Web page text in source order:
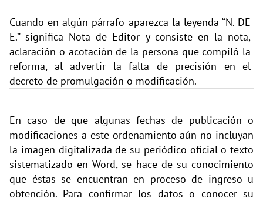
Cuando en algún párrafo aparezca la leyenda “N. DE
E.” significa Nota de Editor y consiste en la nota,
aclaración o acotación de la persona que compiló la
reforma, al advertir la falta de precisión en el
decreto de promulgación o modificación.
En caso de que algunas fechas de publicación o
modificaciones a este ordenamiento aún no incluyan
la imagen digitalizada de su periódico oficial o texto
sistematizado en Word, se hace de su conocimiento
que éstas se encuentran en proceso de ingreso u
obtención. Para confirmar los datos o conocer su